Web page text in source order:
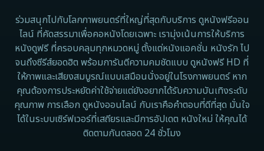
ร่วมสนุกไปกับโลกภาพยนตร์ที่ใหญ่ที่สุดกับบริการ ดูหนังฟรีออน
ไลน์ ที่คัดสรรมาเพื่อคอหนังโดยเฉพาะ เรามุ่งเน้นการให้บริการ
หนังดูฟรี ที่ครอบคลุมทุกหมวดหมู่ ตั้งแต่หนังแอคชั่น หนังรัก ไป
จนถึงซีรีส์ยอดฮิต พร้อมการันตีความคมชัดแบบ ดูหนังฟรี HD ที่
ให้ภาพและเสียงสมบูรณ์แบบเสมือนนั่งอยู่ในโรงภาพยนตร์ หาก
คุณต้องการประหยัดค่าใช้จ่ายแต่ยังอยากได้รับความบันเทิงระดับ
คุณภาพ การเลือก ดูหนังออนไลน์ กับเราคือคำตอบที่ดีที่สุด มั่นใจ
ได้ในระบบเซิร์ฟเวอร์ที่เสถียรและมีการอัปเดต หนังใหม่ ให้คุณได้
ติดตามกันตลอด 24 ชั่วโมง